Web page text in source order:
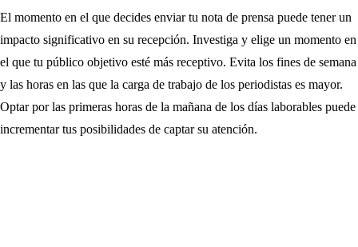
El momento en el que decides enviar tu nota de prensa puede tener un
impacto significativo en su recepción. Investiga y elige un momento en
el que tu público objetivo esté más receptivo. Evita los fines de semana
y las horas en las que la carga de trabajo de los periodistas es mayor.
Optar por las primeras horas de la mañana de los días laborables puede
incrementar tus posibilidades de captar su atención.